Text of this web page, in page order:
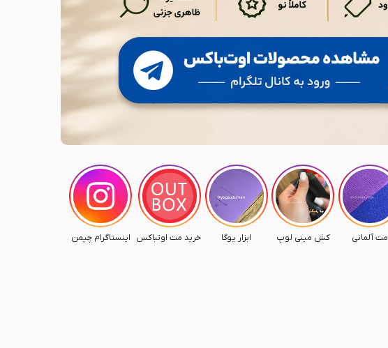
مت آلمانی کش مینی لوپ ابزار یوگا خرید مت اوتباکس اینستاگرام چیمن